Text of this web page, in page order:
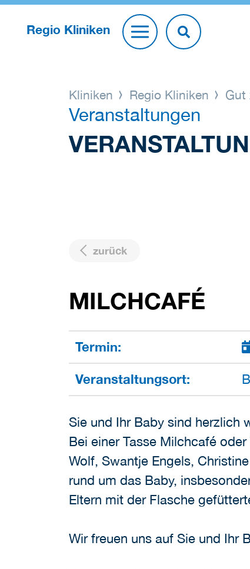
Regio Kliniken
Kliniken Regio Kliniken Gut
Veranstaltungen
zurück
MILCHCAFÉ
Termin:
Veranstaltungsort:
Sie und Ihr Baby sind herzlich
Bei einer Tasse Milchcafé
Wolf, Swantje Engels,
rund um das Baby,
Eltern mit der Flasche
Wir freuen uns auf Sie und Ihr